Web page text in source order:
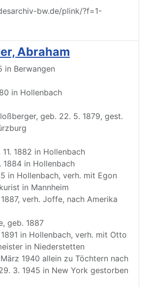
bw.de/plink/?f=1-
Abraham
in Berwangen
in Hollenbach
geb. 22. 5. 1879, gest.
1882 in Hollenbach
1884 in Hollenbach
in Hollenbach, verh. mit Egon
in Mannheim
verh. Joffe, nach Amerika
geb. 1887
in Hollenbach, verh. mit Otto
in Niederstetten
1940 allein zu Töchtern nach
3. 1945 in New York gestorben